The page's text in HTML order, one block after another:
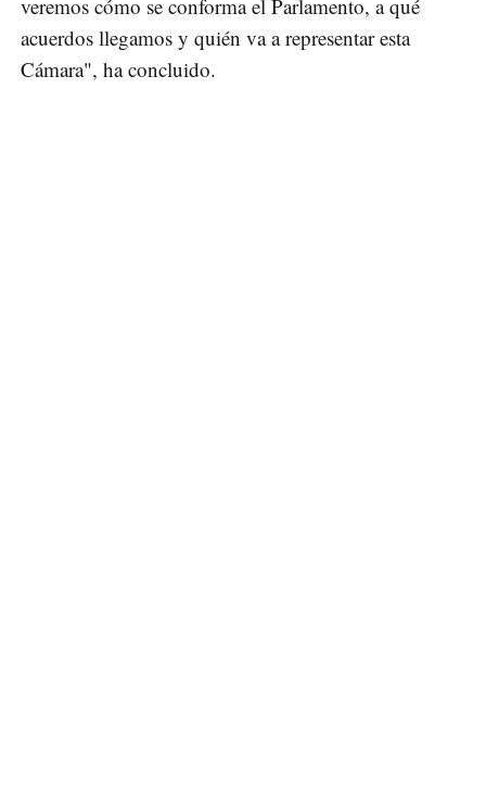
veremos cómo se conforma el Parlamento, a qué
acuerdos llegamos y quién va a representar esta
Cámara", ha concluido.